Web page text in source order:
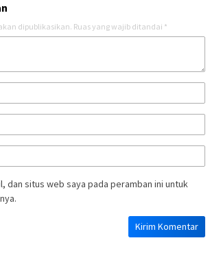
dipublikasikan. Ruas yang wajib ditandai *
dan situs web saya pada peramban ini untuk